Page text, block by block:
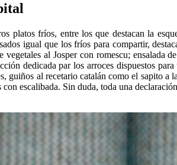
platos fríos, entre los que destacan la
igual que los fríos para compartir,
al Josper con romescu; ensalada
dedicada par los arroces dispuestos
guiños al recetario catalán como el sapito
escalibada. Sin duda, toda una